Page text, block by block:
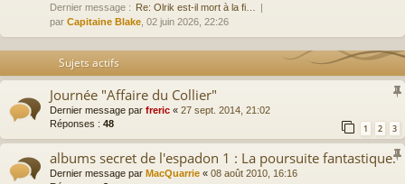
Dernier message :
Re: Olrik est-il mort à la fi…
par Capitaine Blake , 02 juin 2026, 22:26
Sujets actifs
Journée "Affaire du Collier"
Dernier message par freric « 27 sept. 2014, 21:02
Réponses : 48 1 2 3
albums secret de l'espadon 1 : La poursuite fantastique.
Dernier message par MacQuarrie « 08 août 2010, 16:16